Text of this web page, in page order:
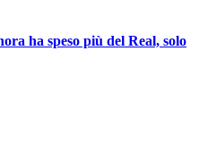
ha speso più del Real, solo